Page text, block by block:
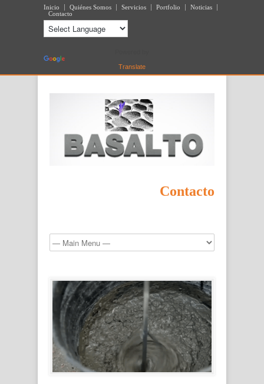
Inicio Quiénes Somos Servicios Portfolio
Noticias
Contacto
Translate
Contacto